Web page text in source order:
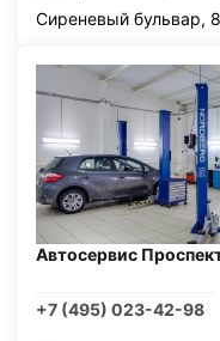
Сиреневый бульвар,
Автосервис
+7 (495) 023-42-98